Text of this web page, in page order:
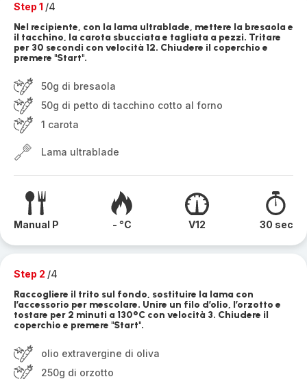
Step 1 /4
Nel recipiente, con la lama ultrablade, mettere la bresaola e
il tacchino, la carota sbucciata e tagliata a pezzi. Tritare
per 30 secondi con velocità 12. Chiudere il coperchio e
premere "Start".
50g di bresaola
50g di petto di tacchino cotto al forno
1 carota
Lama ultrablade
Manual P - °C V12 30 sec
Step 2 /4
Raccogliere il trito sul fondo, sostituire la lama con
l’accessorio per mescolare. Unire un filo d’olio, l’orzotto e
tostare per 2 minuti a 130°C con velocità 3. Chiudere il
coperchio e premere "Start".
olio extravergine di oliva
250g di orzotto